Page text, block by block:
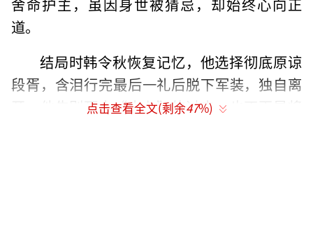
道。
结局时韩令秋恢复记忆，他选择彻底原谅
段胥，含泪行完最后一礼后脱下军装，独自离
开。他告别死士“十七”的过去，也不再是将
点击查看全文(剩余47%)